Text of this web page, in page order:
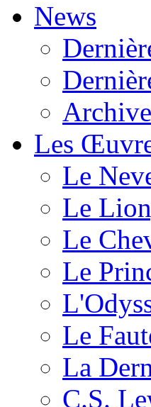
News
Les
Le
Le
Le
Le
Le
La
C.S.